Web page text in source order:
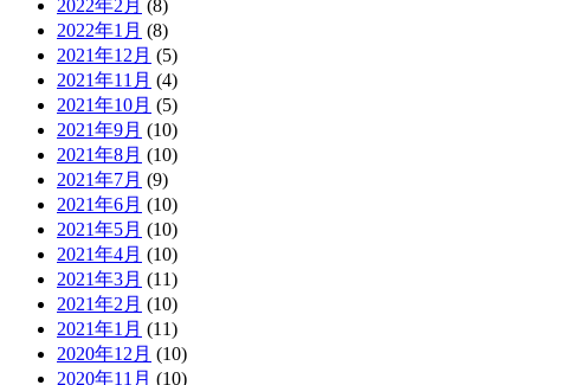
2022年2月 (8)
2022年1月 (8)
2021年12月 (5)
2021年11月 (4)
2021年10月 (5)
2021年9月 (10)
2021年8月 (10)
2021年7月 (9)
2021年6月 (10)
2021年5月 (10)
2021年4月 (10)
2021年3月 (11)
2021年2月 (10)
2021年1月 (11)
2020年12月 (10)
2020年11月 (10)